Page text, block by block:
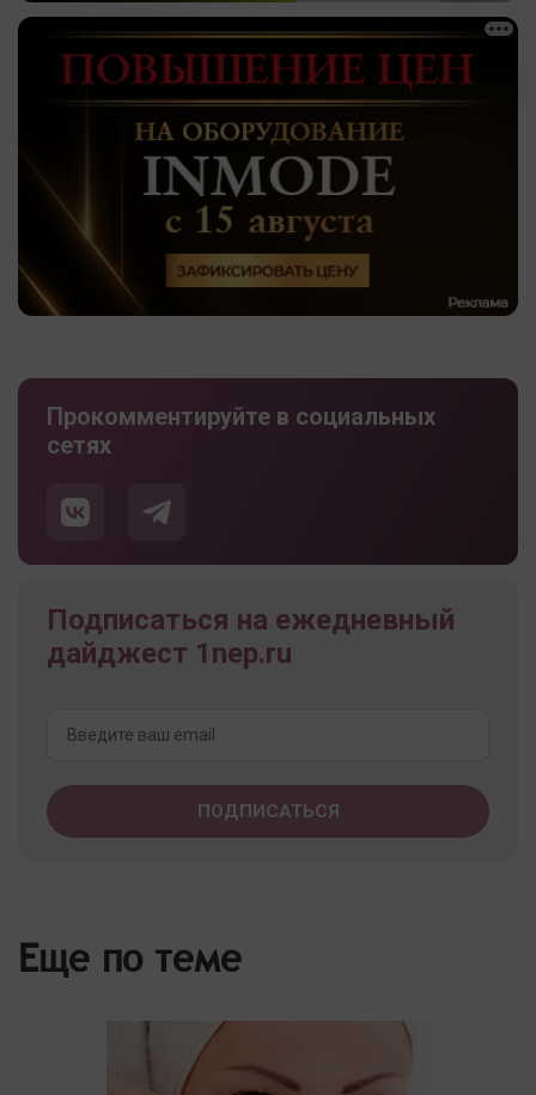
Прокомментируйте в социальных
сетях
Подписаться на ежедневный
дайджест 1nep.ru
Еще по теме